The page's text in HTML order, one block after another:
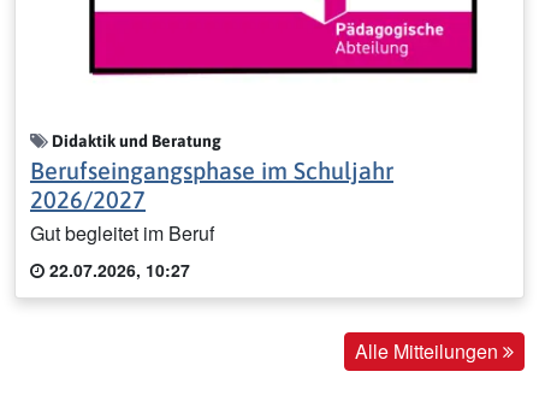
Didaktik und Beratung
Berufseingangsphase im Schuljahr
2026/2027
Gut begleitet im Beruf
22.07.2026, 10:27
Alle Mitteilungen